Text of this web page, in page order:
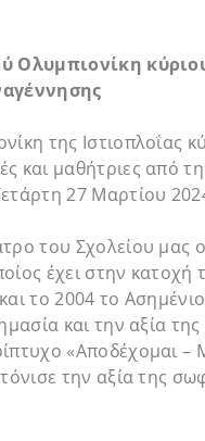
Ολυμπιονίκη
της Ιστιοπλοΐας
και μαθήτριες από
27 Μαρτίου
του Σχολείου μας
έχει στην
το 2004 το
και την αξία
«Αποδέχομαι
την αξία της